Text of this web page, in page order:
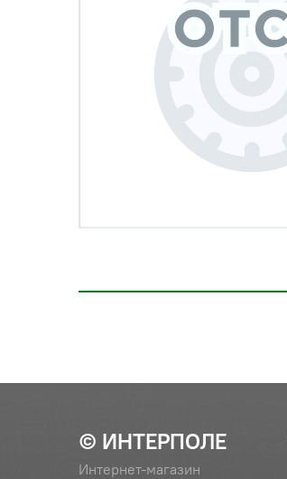
© ИНТЕРПОЛЕ
Интернет-магазин